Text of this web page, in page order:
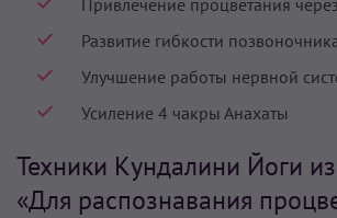
Развитие гибкости
Улучшение работы нервной
Усиление 4 чакры Анахаты
Техники Кундалини Йоги
«Для распознавания